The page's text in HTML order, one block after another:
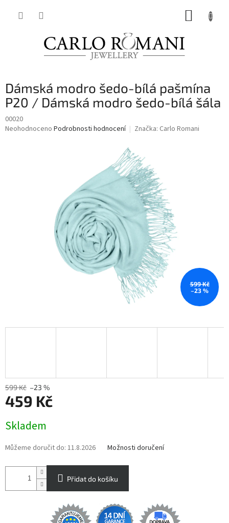
Dámská modro šedo-bílá pašmína
P20 / Dámská modro šedo-bílá šála
00020
Průměrné
Neohodnoceno Podrobnosti hodnocení Značka: Carlo Romani
599 Kč
–23 %
599 Kč –23 %
459 Kč
cena:
Skladem
Můžeme doručit do: 11.8.2026 Možnosti doručení
Přidat do košíku